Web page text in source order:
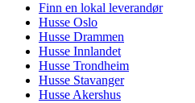
Finn en lokal leverandør
Husse Oslo
Husse Drammen
Husse Innlandet
Husse Trondheim
Husse Stavanger
Husse Akershus